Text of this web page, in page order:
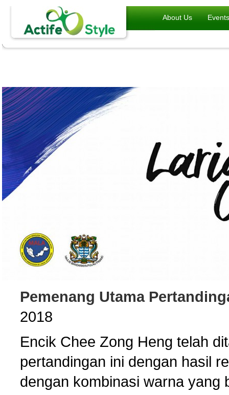
About Us Events
Pemenang Utama
2018
Encik Chee Zong Heng telah
pertandingan ini dengan hasil
dengan kombinasi warna yang